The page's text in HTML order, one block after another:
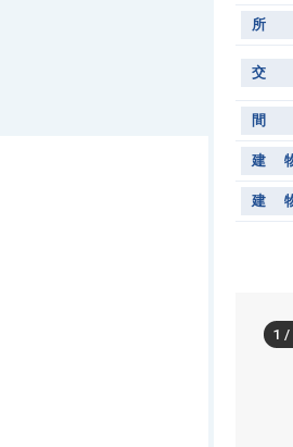
所
交
間
建
建
1